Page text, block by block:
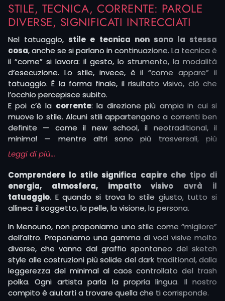
scelta grafica: è il cuore di ogni progetto. I nostri
tatuatori lavorano su uno, massimo due stili, portati
avanti con coerenza e intenzione. Non c’è chi fa tutto.
C’è chi ha fatto una scelta. Questo permette a ogni
artista di costruire un linguaggio personale, maturo,
con radici profonde e una voce riconoscibile.
Chi entra in studio per tatuarsi, spesso non cerca solo
un soggetto — cercail modo in cui quel soggetto può
essere interpretato. E quello è sempre legato allo stile.
STILE, TECNICA, CORRENTE: PAROLE
DIVERSE, SIGNIFICATI INTRECCIATI
Nel tatuaggio,stile e tecnica non sono la stessa
cosa, anche se si parlano in continuazione. La tecnica è
il “come” si lavora: il gesto, lo strumento, la modalità
d’esecuzione. Lo stile, invece, è il “come appare” il
tatuaggio. È la forma finale, il risultato visivo, ciò che
l’occhio percepisce subito.
E poi c’è la corrente: la direzione più ampia in cui si
muove lo stile. Alcuni stili appartengono a correnti ben
definite — come il new school, il neotraditional, il
minimal — mentre altri sono più trasversali, più
contaminati.
esempio, la linea sottile) in due stili completamente
diversi: uno illustrativo, l’altro geometrico. Oppure può
usare più tecniche per restare dentro un solo stile: un
surrealismo costruito con ombreggiature a mano
libera, campiture nette o tratteggio.
Leggi di più...
Comprendere lo stile significa capire che tipo di
energia, atmosfera, impatto visivo avrà il
tatuaggio. E quando si trova lo stile giusto, tutto si
allinea: il soggetto, la pelle, la visione, la persona.
In Menouno, non proponiamo uno stile come “migliore”
dell’altro. Proponiamo una gamma di voci visive molto
diverse, che vanno dal graffio spontaneo del sketch
style alle costruzioni più solide del dark traditional, dalla
leggerezza del minimal al caos controllato del trash
polka. Ogni artista parla la propria lingua. Il nostro
compito è aiutarti a trovare quella che ti corrisponde.